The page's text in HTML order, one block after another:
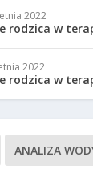
2022
rodzica w
2022
rodzica w
ANALIZA